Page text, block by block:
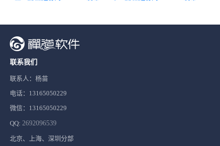
联系我们
联系人：杨苗
电话：13165050229
微信：13165050229
QQ: 2692096539
北京、上海、深圳分部